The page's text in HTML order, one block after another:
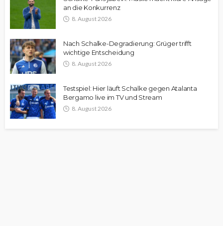
an die Konkurrenz
8. August 2026
Nach Schalke-Degradierung: Grüger trifft
wichtige Entscheidung
8. August 2026
Testspiel: Hier läuft Schalke gegen Atalanta
Bergamo live im TV und Stream
8. August 2026